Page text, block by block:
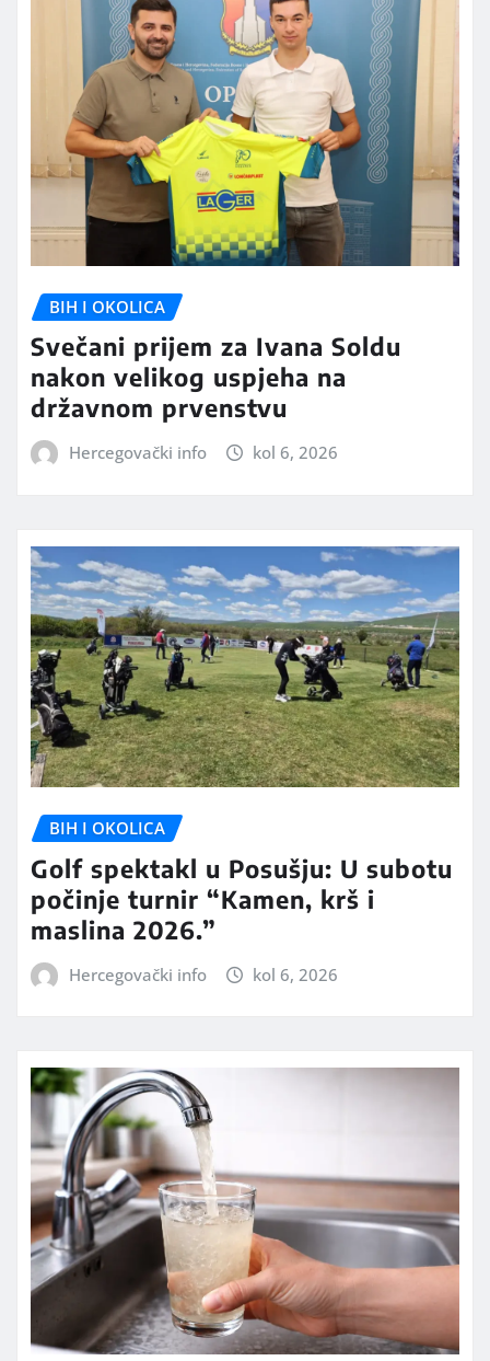
BIH I OKOLICA
Svečani prijem za Ivana Soldu
nakon velikog uspjeha na
državnom prvenstvu
Hercegovački info kol 6, 2026
BIH I OKOLICA
Golf spektakl u Posušju: U subotu
počinje turnir “Kamen, krš i
maslina 2026.”
Hercegovački info kol 6, 2026